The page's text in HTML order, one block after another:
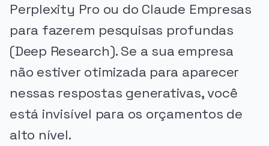
Perplexity Pro ou do Claude Empresas
para fazerem pesquisas profundas
(Deep Research). Se a sua empresa
não estiver otimizada para aparecer
nessas respostas generativas, você
está invisível para os orçamentos de
alto nível.